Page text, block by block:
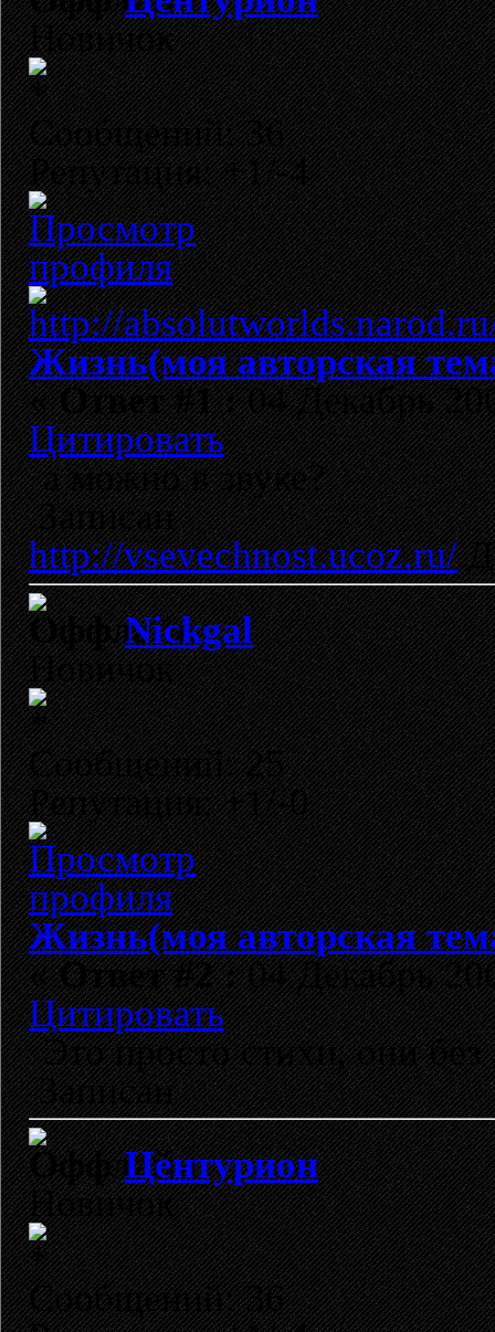
Новичок
Сообщений: 36
Репутация: +1/-4
Жизнь(моя авторская
«Ответ #1 :04 Декабрь
Цитировать
а можно в звуке?
Записан
http://vsevechnost.ucoz.ru/
Nickgal
Новичок
Сообщений: 25
Репутация: +1/-0
Жизнь(моя авторская
«Ответ #2 :04 Декабрь
Цитировать
Это просто стихи, они без
Записан
Центурион
Новичок
Сообщений: 36